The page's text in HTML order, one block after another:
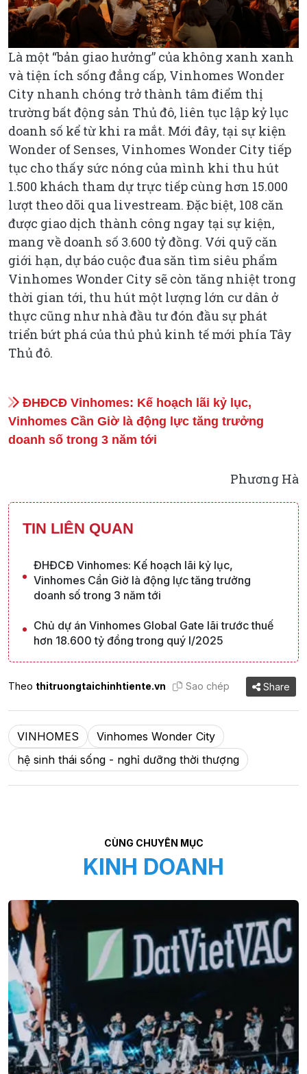
Là một “bản giao hưởng” của không xanh xanh
và tiện ích sống đẳng cấp, Vinhomes Wonder
City nhanh chóng trở thành tâm điểm thị
trường bất động sản Thủ đô, liên tục lập kỷ lục
doanh số kể từ khi ra mắt. Mới đây, tại sự kiện
Wonder of Senses, Vinhomes Wonder City tiếp
tục cho thấy sức nóng của mình khi thu hút
1.500 khách tham dự trực tiếp cùng hơn 15.000
lượt theo dõi qua livestream. Đặc biệt, 108 căn
được giao dịch thành công ngay tại sự kiện,
mang về doanh số 3.600 tỷ đồng. Với quỹ căn
giới hạn, dự báo cuộc đua săn tìm siêu phẩm
Vinhomes Wonder City sẽ còn tăng nhiệt trong
thời gian tới, thu hút một lượng lớn cư dân ở
thực cũng như nhà đầu tư đón đầu sự phát
triển bứt phá của thủ phủ kinh tế mới phía Tây
Thủ đô.
ĐHĐCĐ Vinhomes: Kế hoạch lãi kỷ lục,
Vinhomes Cần Giờ là động lực tăng trưởng
doanh số trong 3 năm tới
Phương Hà
TIN LIÊN QUAN
ĐHĐCĐ Vinhomes: Kế hoạch lãi kỷ lục,
Vinhomes Cần Giờ là động lực tăng trưởng
doanh số trong 3 năm tới
Chủ dự án Vinhomes Global Gate lãi trước thuế
hơn 18.600 tỷ đồng trong quý I/2025
Theo thitruongtaichinhtiente.vn Sao chép Share
VINHOMES
Vinhomes Wonder City
hệ sinh thái sống - nghỉ dưỡng thời thượng
CÙNG CHUYÊN MỤC
KINH DOANH